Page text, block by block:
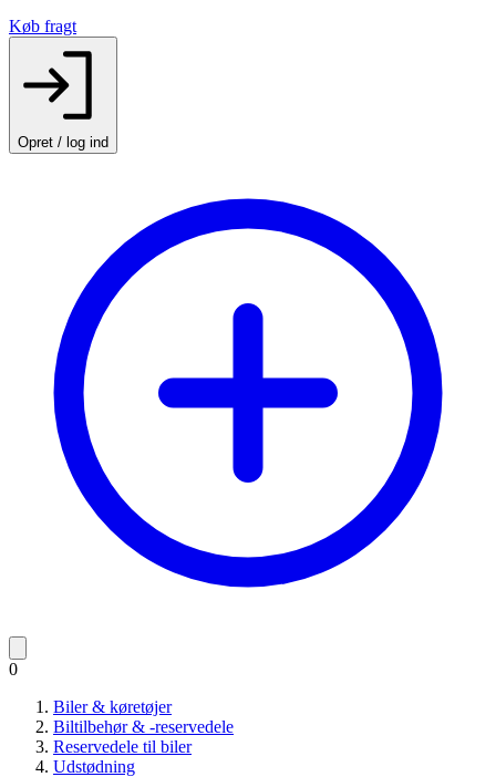
Køb fragt
Opret / log ind
0
Biler & køretøjer
Biltilbehør & -reservedele
Reservedele til biler
Udstødning